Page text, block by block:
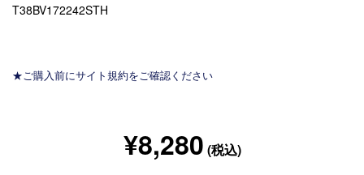
T38BV172242STH
★ご購入前にサイト規約をご確認ください
¥8,280 (税込)